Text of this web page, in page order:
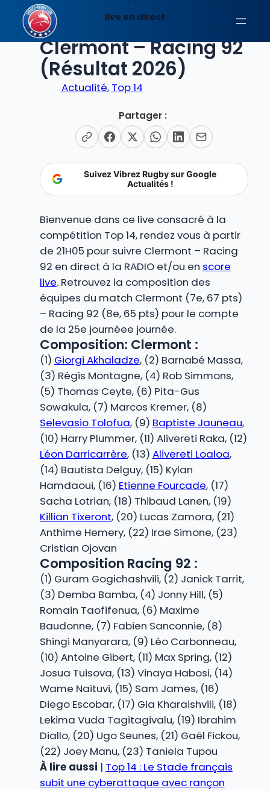
contenu
EN DIRECT
Clermont – Racing 92
(Résultat 2026)
Actualité, Top 14
Partager :
Suivez Vibrez Rugby sur Google
Actualités !
Bienvenue dans ce live consacré à la
compétition Top 14, rendez vous à partir
de 21H05 pour suivre Clermont – Racing
92 en direct à la RADIO et/ou en score
live. Retrouvez la composition des
équipes du match Clermont (7e, 67 pts)
– Racing 92 (8e, 65 pts) pour le compte
de la 25e journéee journée.
Composition: Clermont :
(1) Giorgi Akhaladze, (2) Barnabé Massa,
(3) Régis Montagne, (4) Rob Simmons,
(5) Thomas Ceyte, (6) Pita-Gus
Sowakula, (7) Marcos Kremer, (8)
Selevasio Tolofua, (9) Baptiste Jauneau,
(10) Harry Plummer, (11) Alivereti Raka, (12)
Léon Darricarrère, (13) Alivereti Loaloa,
(14) Bautista Delguy, (15) Kylan
Hamdaoui, (16) Etienne Fourcade, (17)
Sacha Lotrian, (18) Thibaud Lanen, (19)
Killian Tixeront, (20) Lucas Zamora, (21)
Anthime Hemery, (22) Irae Simone, (23)
Cristian Ojovan
Composition Racing 92 :
(1) Guram Gogichashvili, (2) Janick Tarrit,
(3) Demba Bamba, (4) Jonny Hill, (5)
Romain Taofifenua, (6) Maxime
Baudonne, (7) Fabien Sanconnie, (8)
Shingi Manyarara, (9) Léo Carbonneau,
(10) Antoine Gibert, (11) Max Spring, (12)
Josua Tuisova, (13) Vinaya Habosi, (14)
Wame Naituvi, (15) Sam James, (16)
Diego Escobar, (17) Gia Kharaishvili, (18)
Lekima Vuda Tagitagivalu, (19) Ibrahim
Diallo, (20) Ugo Seunes, (21) Gaël Fickou,
(22) Joey Manu, (23) Taniela Tupou
À lire aussi | Top 14 : Le Stade français
subit une cyberattaque avec rançon
live en direct